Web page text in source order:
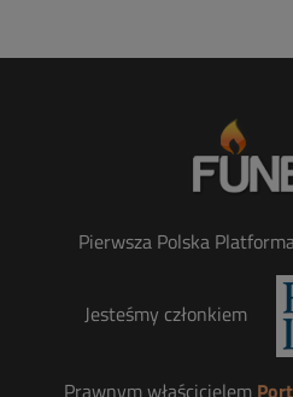
Pierwsza Polska
Jesteśmy członkiem
Prawnym właścicielem